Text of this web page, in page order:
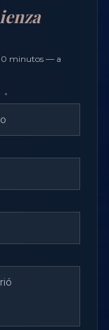
minutos — a
*